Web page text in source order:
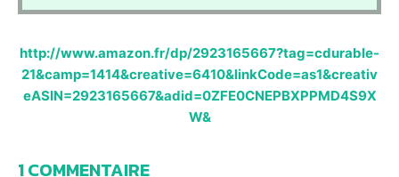
http://www.amazon.fr/dp/2923165667?tag=cdurable-
21&camp=1414&creative=6410&linkCode=as1&creativ
eASIN=2923165667&adid=0ZFE0CNEPBXPPMD4S9X
W&
1 COMMENTAIRE